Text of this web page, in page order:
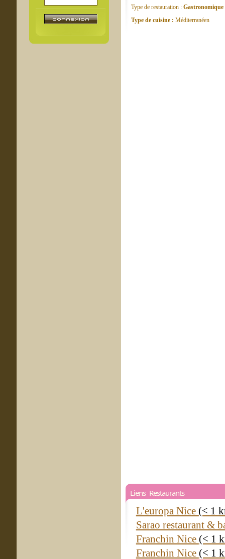
Type de restauration : Gastronomique
Type de cuisine : Méditerranéen
Liens Restaurants
L'europa Nice (< 1
Sarao restaurant &
Franchin Nice (< 1
Franchin Nice (< 1